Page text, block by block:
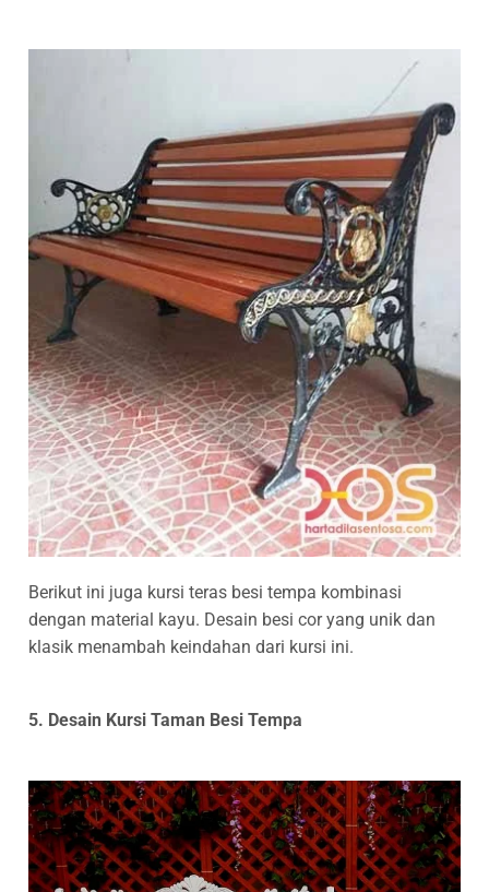
Berikut ini juga kursi teras besi tempa kombinasi
dengan material kayu. Desain besi cor yang unik dan
klasik menambah keindahan dari kursi ini.
5. Desain Kursi Taman Besi Tempa